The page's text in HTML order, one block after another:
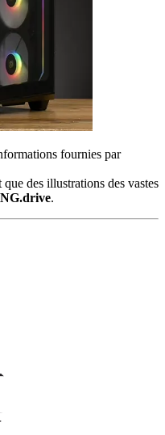
fournies par
des illustrations des vastes
.